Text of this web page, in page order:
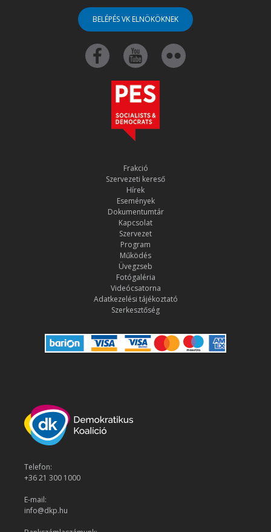
BELÉPÉS VK ELNÖKÖKNEK
Frakció
Szervezeti kereső
Hírek
Események
Dokumentumtár
Kapcsolat
Szervezet
Program
Működés
Üvegzseb
Fotógaléria
Videócsatorna
Adatkezelési tájékoztató
Szerkesztőség
Telefon:
+36 21 300 1000
E-mail:
info@dkp.hu